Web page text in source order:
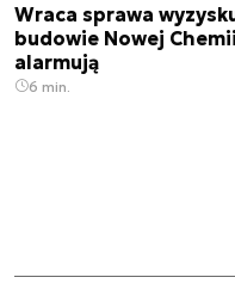
Wraca sprawa
budowie Nowej
alarmują
6 min.